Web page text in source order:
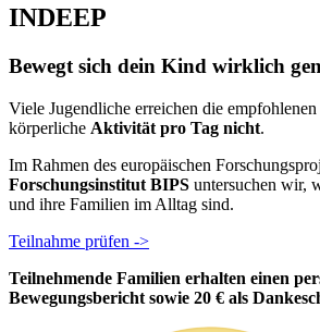
INDEEP
Bewegt sich dein Kind wirklich
Viele Jugendliche erreichen die empfohlenen
körperliche Aktivität pro Tag nicht.
Im Rahmen des europäischen
Forschungsinstitut BIPS untersuchen wir,
und ihre Familien im Alltag sind.
Teilnahme prüfen ->
Teilnehmende Familien erhalten einen
Bewegungsbericht sowie 20 € als